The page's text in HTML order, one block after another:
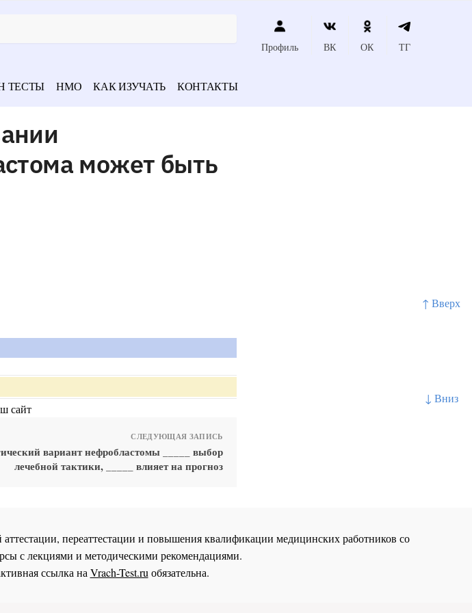
↑ Вверх
↓ Вниз
Профиль ВК ОК ТГ
ТЕСТЫ НМО КАК ИЗУЧАТЬ КОНТАКТЫ
может быть
сайт
СЛЕДУЮЩАЯ ЗАПИСЬ
вариант нефробластомы _____ выбор
лечебной тактики, _____ влияет на прогноз
переаттестации и повышения квалификации медицинских работников со
с лекциями и методическими рекомендациями.
ссылка наVrach-Test.ruобязательна.